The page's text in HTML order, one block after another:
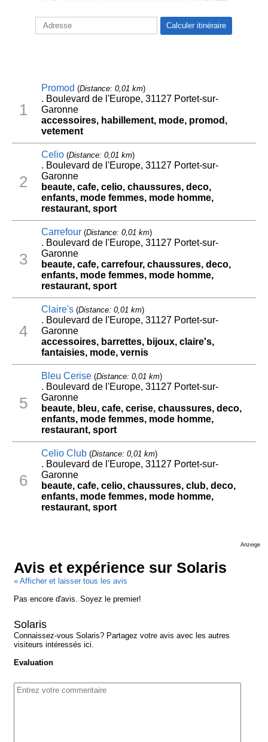
1
Promod (Distance: 0,01 km)
. Boulevard de l'Europe, 31127 Portet-sur-
Garonne
accessoires, habillement, mode, promod,
vetement
2
Celio(Distance: 0,01 km)
. Boulevard de l'Europe, 31127 Portet-sur-
Garonne
beaute, cafe, celio, chaussures, deco,
enfants, mode femmes, mode homme,
restaurant, sport
3
Carrefour(Distance: 0,01 km)
. Boulevard de l'Europe, 31127 Portet-sur-
Garonne
beaute, cafe, carrefour, chaussures, deco,
enfants, mode femmes, mode homme,
restaurant, sport
4
Claire's(Distance: 0,01 km)
. Boulevard de l'Europe, 31127 Portet-sur-
Garonne
accessoires, barrettes, bijoux, claire's,
fantaisies, mode, vernis
5
Bleu Cerise(Distance: 0,01 km)
. Boulevard de l'Europe, 31127 Portet-sur-
Garonne
beaute, bleu, cafe, cerise, chaussures, deco,
enfants, mode femmes, mode homme,
restaurant, sport
6
Celio Club(Distance: 0,01 km)
. Boulevard de l'Europe, 31127 Portet-sur-
Garonne
beaute, cafe, celio, chaussures, club, deco,
enfants, mode femmes, mode homme,
restaurant, sport
Anzeige
Avis et expérience sur Solaris
» Afficher et laisser tous les avis
Pas encore d'avis. Soyez le premier!
Solaris
Connaissez-vous Solaris? Partagez votre avis avec les autres
visiteurs intéressés ici.
Evaluation